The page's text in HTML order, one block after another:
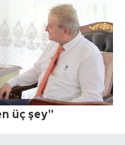
üç şey"